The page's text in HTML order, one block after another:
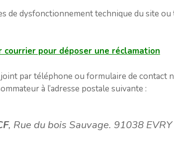
de dysfonctionnement technique du site
pour déposer une réclamation
par téléphone ou formulaire de contact
à l’adresse postale suivante :
, Rue du bois Sauvage. 91038 EVRY